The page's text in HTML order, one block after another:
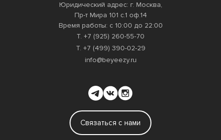
Юридический адрес: г. Москва,
Пр-т Мира 101 с.1 оф.14
Время работы: с 10:00 до 22:00
Т. +7 (925) 260-55-70
Т. +7 (499) 390-02-29
info@beyeezy.ru
Связаться с нами